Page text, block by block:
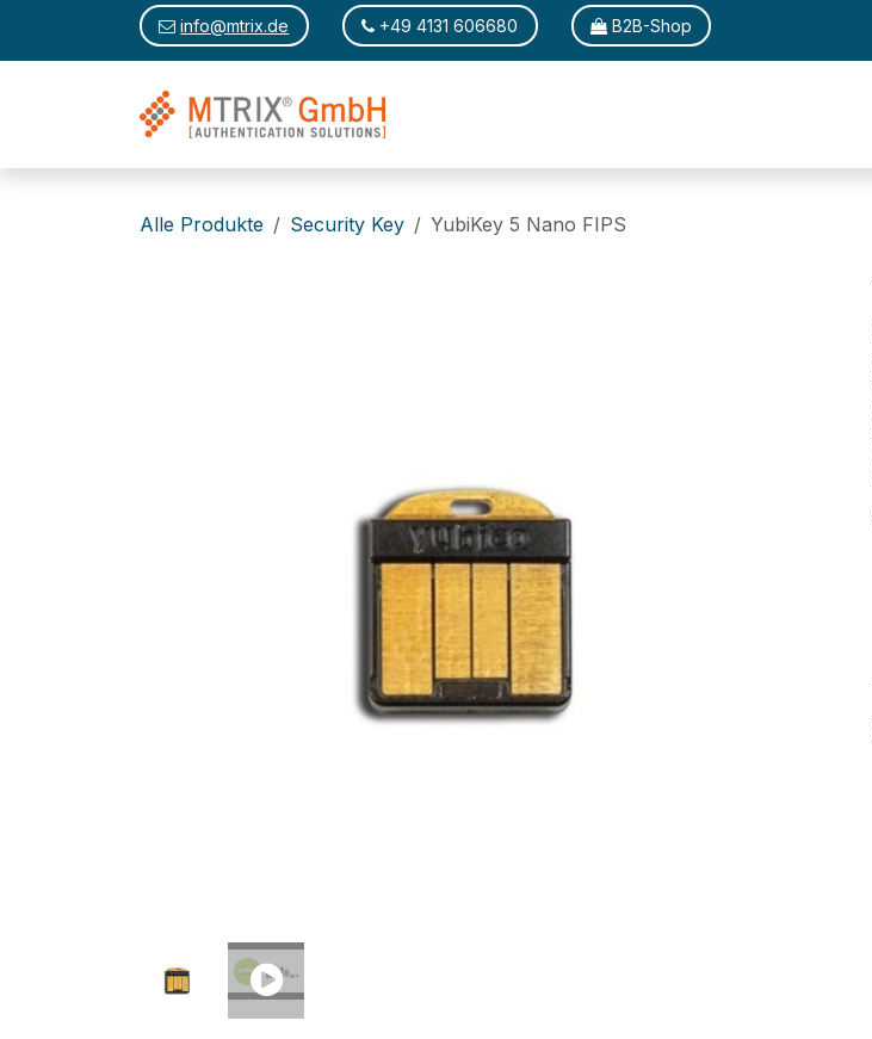
Zum Inhalt springen
​​info@mtrix.de +49 4​131 ​606680 B2​​​​​​B-Shop
Alle Produkte Security Key YubiKey 5 Nano FIPS